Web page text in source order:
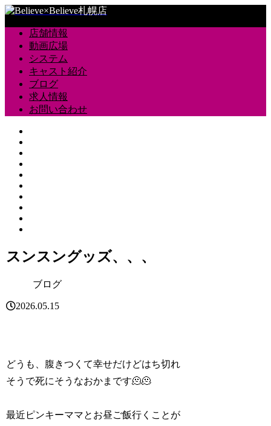
店舗情報
動画広場
システム
キャスト紹介
ブログ
求人情報
お問い合わせ
スンスングッズ、、、
ブログ
2026.05.15
どうも、腹きつくて幸せだけどはち切れ
そうで死にそうなおかまです🫠🫠
最近ピンキーママとお昼ご飯行くことが